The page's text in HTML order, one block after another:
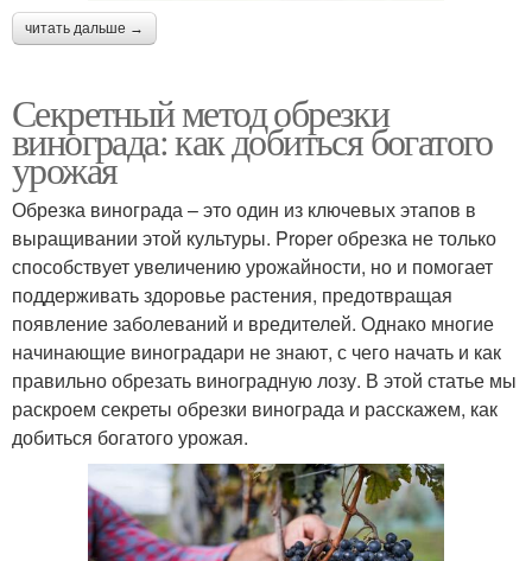
читать дальше →
Секретный метод обрезки
винограда: как добиться богатого
урожая
Обрезка винограда – это один из ключевых этапов в
выращивании этой культуры. Proper обрезка не только
способствует увеличению урожайности, но и помогает
поддерживать здоровье растения, предотвращая
появление заболеваний и вредителей. Однако многие
начинающие виноградари не знают, с чего начать и как
правильно обрезать виноградную лозу. В этой статье мы
раскроем секреты обрезки винограда и расскажем, как
добиться богатого урожая.